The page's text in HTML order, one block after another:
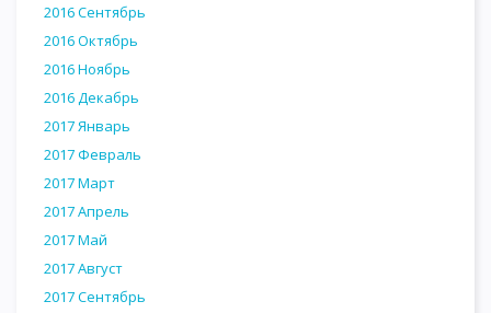
2016 Сентябрь
2016 Октябрь
2016 Ноябрь
2016 Декабрь
2017 Январь
2017 Февраль
2017 Март
2017 Апрель
2017 Май
2017 Август
2017 Сентябрь